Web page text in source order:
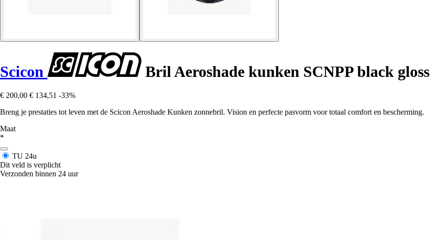
Scicon Bril Aeroshade kunken SCNPP black gloss
€ 200,00 € 134,51 -33%
Breng je prestaties tot leven met de Scicon Aeroshade Kunken zonnebril. Vision en perfecte pasvorm voor totaal comfort en bescherming.
Maat
*
TU 24u
Dit veld is verplicht
Verzonden binnen 24 uur